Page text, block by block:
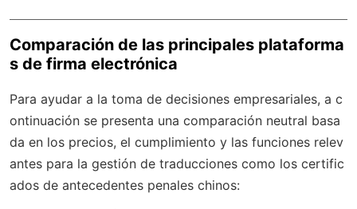
Comparación de las principales plataforma
s de firma electrónica
Para ayudar a la toma de decisiones empresariales, a c
ontinuación se presenta una comparación neutral basa
da en los precios, el cumplimiento y las funciones relev
antes para la gestión de traducciones como los certific
ados de antecedentes penales chinos: